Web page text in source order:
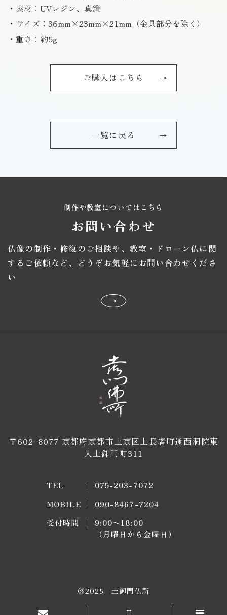
・素材：UVレジン、真鍮
・サイズ：36mm×23mm×21mm（金具部分を除く）
・重さ：約5g
ご購入はこちら
一覧に戻る
制作や教室についてはこちら
お問い合わせ
仏像の制作・修復のご相談や、教室・ドローン仏に関
するご依頼など、
どうぞお気軽にお問い合わせくださ
い
→
〒602-8077 京都府京都市上京区上長者町通西洞院東
入土御門町311
TEL
075-203-7072
MOBILE
090-8467-7204
受付時間
9:00〜18:00
​​​​​​​（月曜日から金曜日）
＠2025土御門仏所